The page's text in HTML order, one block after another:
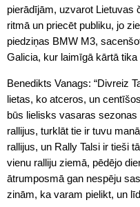
pierādījām, uzvarot Lietuvas
ritmā un priecēt publiku, jo
piedziņas BMW M3,
Galicia, kur laimīgā kārtā
Benedikts Vanags: “Divreiz
lietas, ko atceros, un
būs lielisks vasaras
rallijus, turklāt tie ir tuvu
rallijus, un Rally Talsi ir tieši
vienu ralliju ziemā, pēdējo
ātrumposmā gan nespēju
zinām, ka varam pielikt, un